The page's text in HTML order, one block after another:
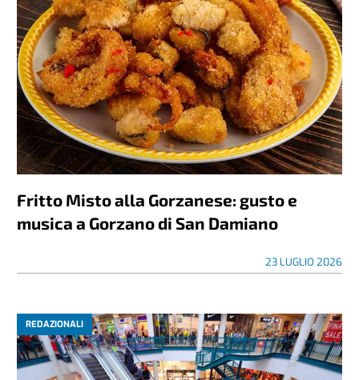
Fritto Misto alla Gorzanese: gusto e
musica a Gorzano di San Damiano
23 LUGLIO 2026
REDAZIONALI